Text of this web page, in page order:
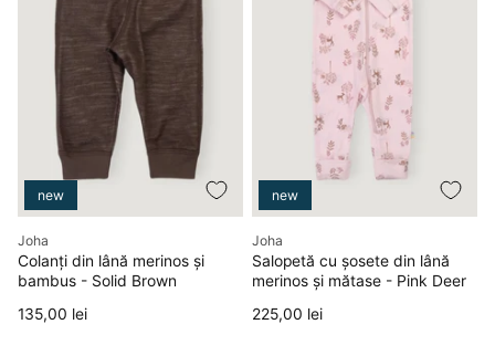
Colanți din lână merinos și
bambus - Solid Brown
new
Producător
Joha
Preț
135,00 lei
Salopetă cu șosete din lână
merinos și mătase - Pink Deer
new
Producător
Joha
Preț
225,00 lei